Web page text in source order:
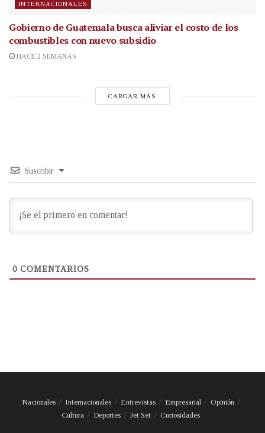
INTERNACIONALES
Gobierno de Guatemala busca aliviar el costo de los
combustibles con nuevo subsidio
HACE 2 SEMANAS
CARGAR MÁS
Suscribir
0 COMENTARIOS
Nacionales Internacionales Entrevistas Empresarial
Opinión
Cultura
Deportes Jet Set Curiosidades